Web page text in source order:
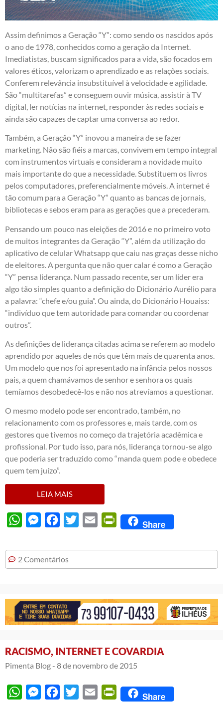
Assim definimos a Geração “Y”: como sendo os nascidos após
o ano de 1978, conhecidos como a geração da Internet.
Imediatistas, buscam significados para a vida, são focados em
valores éticos, valorizam o aprendizado e as relações sociais.
Conferem relevância insubstituível à velocidade e agilidade.
São “multitarefas” e conseguem ouvir música, assistir à TV
digital, ler notícias na internet, responder às redes sociais e
ainda são capazes de captar uma conversa ao redor.
Também, a Geração “Y” inovou a maneira de se fazer
marketing. Não são fiéis a marcas, convivem em tempo integral
com instrumentos virtuais e consideram a novidade muito
mais importante do que a necessidade. Substituem os livros
pelos computadores, preferencialmente móveis. A internet é
tão comum para a Geração “Y” quanto as bancas de jornais,
bibliotecas e sebos eram para as gerações que a precederam.
Pensando um pouco nas eleições de 2016 e no primeiro voto
de muitos integrantes da Geração “Y”, além da utilização do
aplicativo de celular Whatsapp que caiu nas graças desse nicho
de eleitores. A pergunta que não quer calar é como a Geração
“Y” pensa liderança. Num passado recente, ser um líder era
algo tão simples quanto a definição do Dicionário Aurélio para
a palavra: “chefe e/ou guia”. Ou ainda, do Dicionário Houaiss:
“indivíduo que tem autoridade para comandar ou coordenar
outros”.
As definições de liderança citadas acima se referem ao modelo
aprendido por aqueles de nós que têm mais de quarenta anos.
Um modelo que nos foi apresentado na infância pelos nossos
pais, a quem chamávamos de senhor e senhora os quais
temíamos desobedecê-los e não nos atrevíamos a questionar.
O mesmo modelo pode ser encontrado, também, no
relacionamento com os professores e, mais tarde, com os
gestores que tivemos no começo da trajetória acadêmica e
profissional. Por tudo isso, para nós, liderança tornou-se algo
que poderia ser traduzido como “manda quem pode e obedece
quem tem juízo”.
LEIA MAIS
WhatsAppMessengerFacebook
Twitter Email PrintFriendly
Share
2 Comentários
RACISMO, INTERNET E COVARDIA
Pimenta Blog - 8 de novembro de 2015
WhatsAppMessengerFacebook
Twitter Email PrintFriendly
Share